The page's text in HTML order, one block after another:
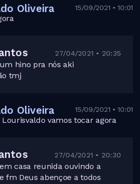
Oliveira 15/09/2021 • 10:01
27/04/2021 • 20:35
hino pra nós aki
tmj
Oliveira 15/09/2021 • 10:01
vamos tocar agora
27/04/2021 • 20:30
casa reunida ouvindo a
fm Deus abençoe a todos